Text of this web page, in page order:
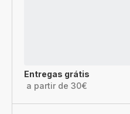
Entregas grátis
a partir de 30€